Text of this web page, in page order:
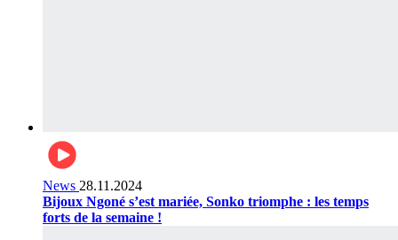
News 28.11.2024
Bijoux Ngoné s’est mariée, Sonko triomphe : les temps
forts de la semaine !